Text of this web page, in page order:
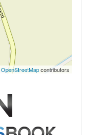
OpenStreetMapcontributors